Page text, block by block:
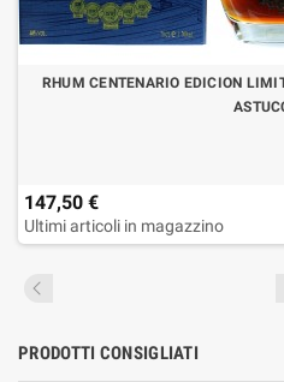
RHUM CENTENARIO EDICION
147,50 €
Ultimi articoli in magazzino
PRODOTTI CONSIGLIATI